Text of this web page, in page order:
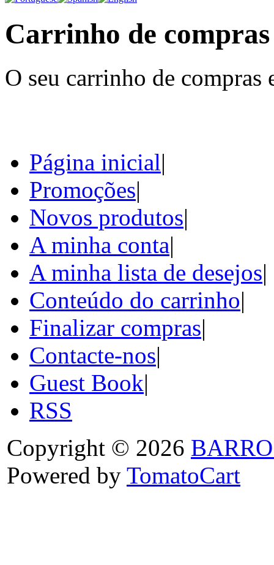
Carrinho de compras
O seu carrinho de compras
Página inicial|
Promoções|
Novos produtos|
A minha conta|
A minha lista de desejos|
Conteúdo do carrinho|
Finalizar compras|
Contacte-nos|
Guest Book|
RSS
Copyright © 2026
Powered by TomatoCart